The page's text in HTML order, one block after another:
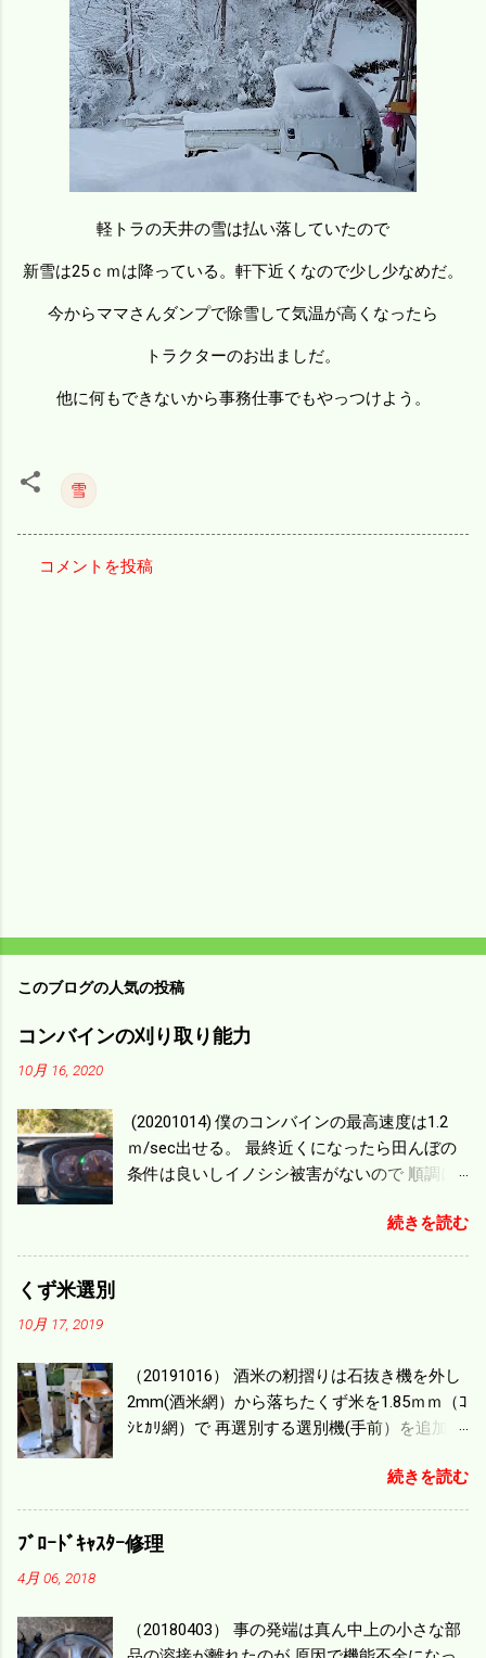
軽トラの天井の雪は払い落していたので
新雪は25ｃｍは降っている。軒下近くなので少し少なめだ。
今からママさんダンプで除雪して気温が高くなったら
トラクターのお出ましだ。
他に何もできないから事務仕事でもやっつけよう。
雪
コメントを投稿
このブログの人気の投稿
コンバインの刈り取り能力
10月 16, 2020
(20201014) 僕のコンバインの最高速度は1.2
ｍ/sec出せる。 最終近くになったら田んぼの
条件は良いしイノシシ被害がないので 順調に
ｍ/min、4.32ｋｍ/hrになり 幅は約2ｍだから
0.864/haの作業能力がある。 実際は回転した
機の容量、籾摺りの能力などのバランスの問
題で 今の機種で満足している。 というより買
った時はまだ耕作面積が少なく手が出せ 無か
のがある。キャビン付きだから一度は乗って
みたいと思う。 町内では5条刈りの100㎰で作
業する人がいる。 秋作業は儲かるというのが
続きを読む
くず米選別
10月 17, 2019
（20191016） 酒米の籾摺りは石抜き機を外し
2mm(酒米網）から落ちたくず米を1.85ｍｍ（ｺ
ｼﾋｶﾘ網）で 再選別する選別機(手前）を追加す
ず米より2倍近い値段になる。 後で選別するの
には手間がかかるので 一度に選別するやり方
を随分前からこの方式にした。 今年は酒米30
㎏を40袋したところで未熟が3袋出る。 1.85ｍ
めるほど忙しい。 広島県の作況指数は98だと
続きを読む
ﾌﾞﾛｰﾄﾞｷｬｽﾀｰ修理
4月 06, 2018
（20180403） 事の発端は真ん中上の小さな部